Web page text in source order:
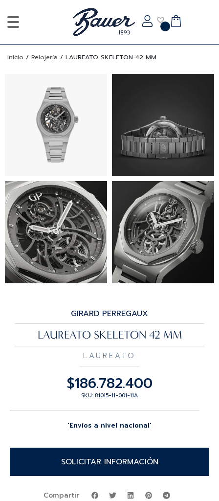
Inicio / Relojería / LAUREATO SKELETON 42 MM
GIRARD PERREGAUX
LAUREATO SKELETON 42 MM
LAUREATO
$186.782.400
SKU: 81015-11-001-11A
'Envíos a nivel nacional'
SOLICITAR INFORMACIÓN
Compartir